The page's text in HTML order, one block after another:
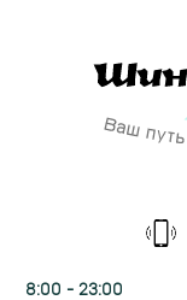
8:00 - 23:00